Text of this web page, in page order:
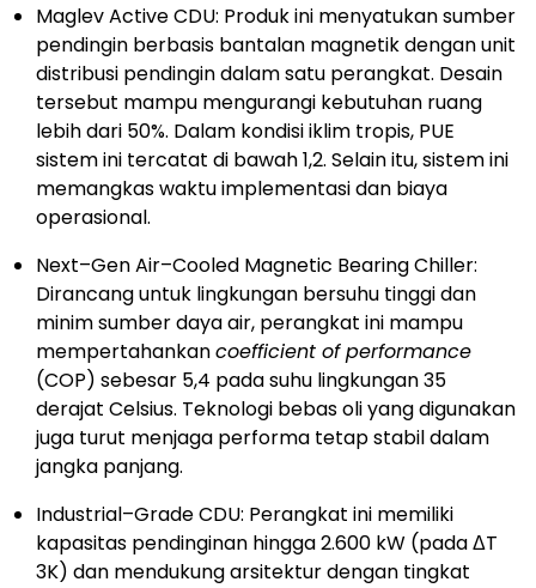
Maglev Active CDU: Produk ini menyatukan sumber
pendingin berbasis bantalan magnetik dengan unit
distribusi pendingin dalam satu perangkat. Desain
tersebut mampu mengurangi kebutuhan ruang
lebih dari 50%. Dalam kondisi iklim tropis, PUE
sistem ini tercatat di bawah 1,2. Selain itu, sistem ini
memangkas waktu implementasi dan biaya
operasional.
Next–Gen Air–Cooled Magnetic Bearing Chiller:
Dirancang untuk lingkungan bersuhu tinggi dan
minim sumber daya air, perangkat ini mampu
mempertahankancoefficient of performance
(COP) sebesar 5,4 pada suhu lingkungan 35
derajat Celsius. Teknologi bebas oli yang digunakan
juga turut menjaga performa tetap stabil dalam
jangka panjang.
Industrial–Grade CDU: Perangkat ini memiliki
kapasitas pendinginan hingga 2.600 kW (pada ΔT
3K) dan mendukung arsitektur dengan tingkat